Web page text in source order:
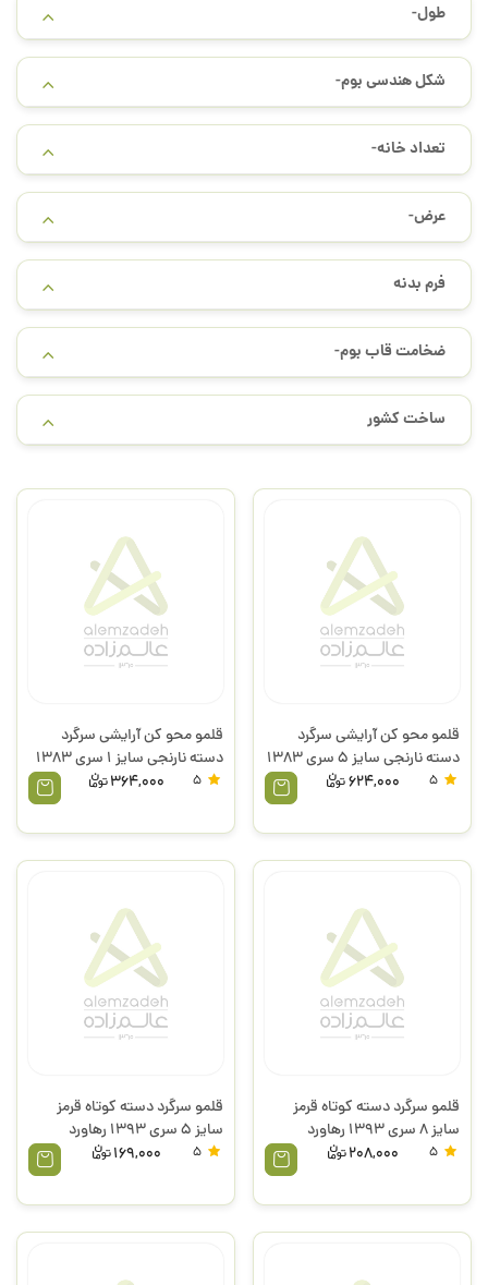
طول-
شکل هندسی بوم-
تعداد خانه-
عرض-
فرم بدنه
ضخامت قاب بوم-
ساخت کشور
قلمو محو کن آرایشی سرگرد
دسته نارنجی سایز 5 سری 1383
رهاورد
624,000
قلمو محو کن آرایشی سرگرد
دسته نارنجی سایز 1 سری 1383
رهاورد
364,000
قلمو سرگرد دسته کوتاه قرمز
سایز 8 سری 1393 رهاورد
208,000
قلمو سرگرد دسته کوتاه قرمز
سایز 5 سری 1393 رهاورد
169,000